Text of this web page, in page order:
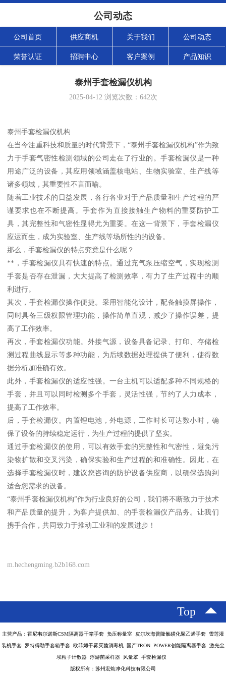
公司动态
公司首页 供应商机 关于我们 公司动态
荣誉认证 招聘中心 客户案例 产品知识
泰州手套检漏仪机构
2025-04-12浏览次数： 642次
泰州手套检漏仪机构
在当今注重科技和质量的时代背景下，“泰州手套检漏仪机构”作为致
力于手套气密性检测领域的公司走在了行业的。手套检漏仪是一种
用途广泛的设备，其应用领域涵盖核电站、生物实验室、生产线等
诸多领域，其重要性不言而喻。
随着工业技术的日益发展，各行各业对于产品质量和生产过程的严
谨要求也在不断提高。手套作为直接接触生产物料的重要防护工
具，其完整性和气密性显得尤为重要。在这一背景下，手套检漏仪
应运而生，成为实验室、生产线等场所性的的设备。
那么，手套检漏仪的特点究竟是什么呢？
**，手套检漏仪具有快速的特点。通过充气泵压缩空气，实现检测
手套是否存在泄漏，大大提高了检测效率，有力了生产过程中的顺
利进行。
其次，手套检漏仪操作便捷。采用智能化设计，配备触摸屏操作，
同时具备三级权限管理功能，操作简单直观，减少了操作误差，提
高了工作效率。
再次，手套检漏仪功能。外接气源，设备具备记录、打印、存储检
测过程曲线显示等多种功能，为后续数据处理提供了便利，使得数
据分析加准确有效。
此外，手套检漏仪的适应性强。一台主机可以适配多种不同规格的
手套，并且可以同时检测多个手套，灵活性强，节约了人力成本，
提高了工作效率。
后，手套检漏仪。内置锂电池，外电源，工作时长可达数小时，确
保了设备的持续稳定运行，为生产过程的提供了坚实。
通过手套检漏仪的使用，可以有效手套的完整性和气密性，避免污
染物扩散和交叉污染，确保实验和生产过程的和准确性。因此，在
选择手套检漏仪时，建议您咨询的防护设备供应商，以确保选购到
适合您需求的设备。
“泰州手套检漏仪机构”作为行业良好的公司，我们将不断致力于技术
和产品质量的提升，为客户提供加、的手套检漏仪产品务。让我们
携手合作，共同致力于推动工业和的发展进步！
m.hechengming.b2b168.com
Top
主营产品：霍尼韦尔诺斯CSM隔离器干箱手套 负压称量室 皮尔坎海普隆氯磺化聚乙烯手套 雪莲灌
装机手套 罗特得勒手套箱手套 欧菲姆干雾灭菌消毒机 国产TRON POWER创能隔离器手套 激光尘
埃粒子计数器 浮游菌采样器 风量罩 手套检漏仪
版权所有：苏州宏灿净化科技有限公司